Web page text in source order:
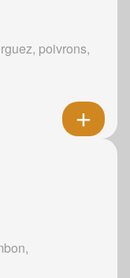
poivrons,